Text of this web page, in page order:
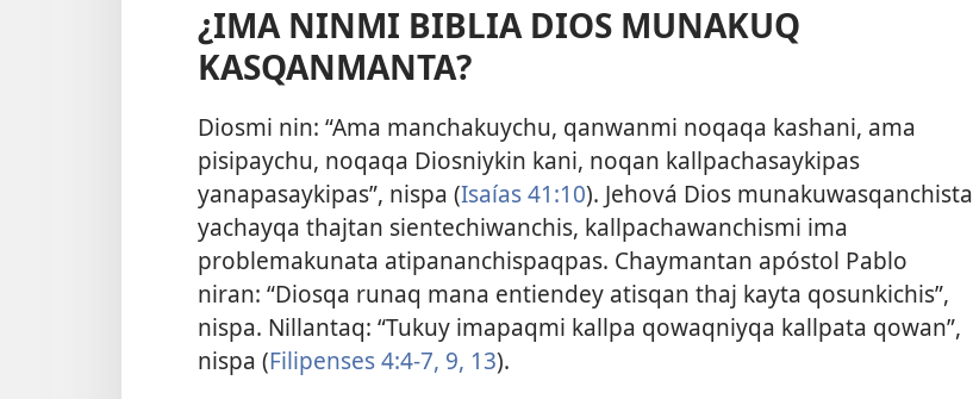
¿IMA NINMI BIBLIA DIOS MUNAKUQ
KASQANMANTA?
Diosmi nin: “Ama manchakuychu, qanwanmi noqaqa kashani, ama
pisipaychu, noqaqa Diosniykin kani, noqan kallpachasaykipas
yanapasaykipas”, nispa (Isaías 41:10). Jehová Dios munakuwasqanchista
yachayqa thajtan sientechiwanchis, kallpachawanchismi ima
problemakunata atipananchispaqpas. Chaymantan apóstol Pablo
niran: “Diosqa runaq mana entiendey atisqan thaj kayta qosunkichis”,
nispa. Nillantaq: “Tukuy imapaqmi kallpa qowaqniyqa kallpata qowan”,
nispa (Filipenses 4:4-7, 9, 13).